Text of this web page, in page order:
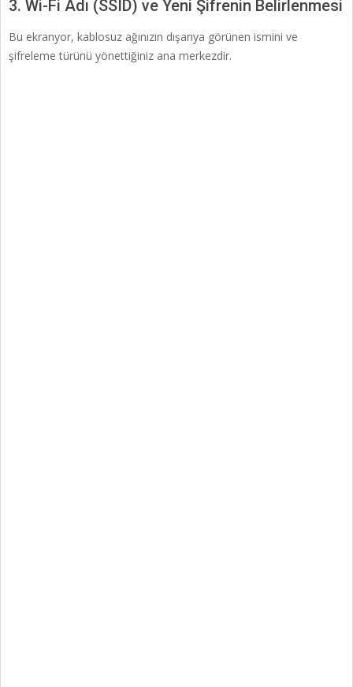
3. Wi-Fi Adı (SSID) ve Yeni Şifrenin Belirlenmesi
Bu ekranyor, kablosuz ağınızın dışarıya görünen ismini ve
şifreleme türünü yönettiğiniz ana merkezdir.